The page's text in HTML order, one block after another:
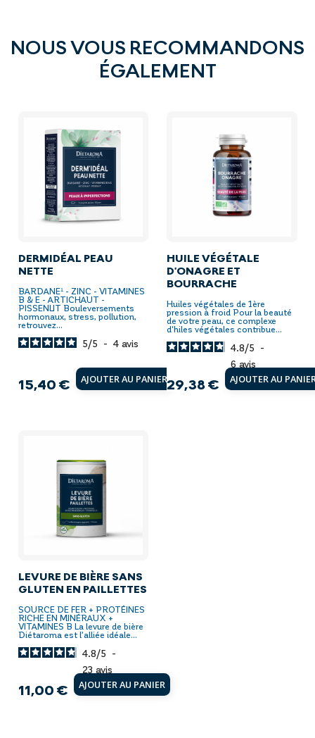
NOUS VOUS RECOMMANDONS
ÉGALEMENT
DERMIDÉAL PEAU
NETTE
BARDANE¹ - ZINC - VITAMINES
B & E - ARTICHAUT -
PISSENLIT Bouleversements
hormonaux, stress, pollution,
retrouvez...
Prix
15,40 € AJOUTER AU PANIER
5/5 - 4 avis
HUILE VÉGÉTALE
D'ONAGRE ET
BOURRACHE
Huiles végétales de 1ère
pression à froid Pour la beauté
de votre peau, ce complexe
d'hiles végétales contribue...
Prix
29,38 € AJOUTER AU
4.8/5 -
6 avis
LEVURE DE BIÈRE SANS
GLUTEN EN PAILLETTES
SOURCE DE FER + PROTÉINES
RICHE EN MINÉRAUX +
VITAMINES B La levure de bière
Diétaroma est l’alliée idéale...
Prix
11,00 € AJOUTER AU PANIER
4.8/5 -
23 avis